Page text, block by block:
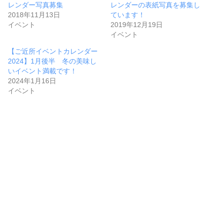
レンダー写真募集
2018年11月13日
イベント
レンダーの表紙写真を募集し
ています！
2019年12月19日
イベント
【ご近所イベントカレンダー
2024】1月後半 冬の美味し
いイベント満載です！
2024年1月16日
イベント